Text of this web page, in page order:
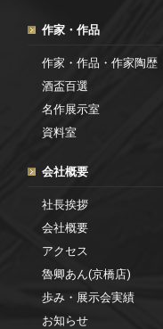
作家・作品
作家・作品・作家陶歴
酒盃百選
名作展示室
資料室
会社概要
社長挨拶
会社概要
アクセス
魯卿あん(京橋店)
歩み・展示会実績
お知らせ